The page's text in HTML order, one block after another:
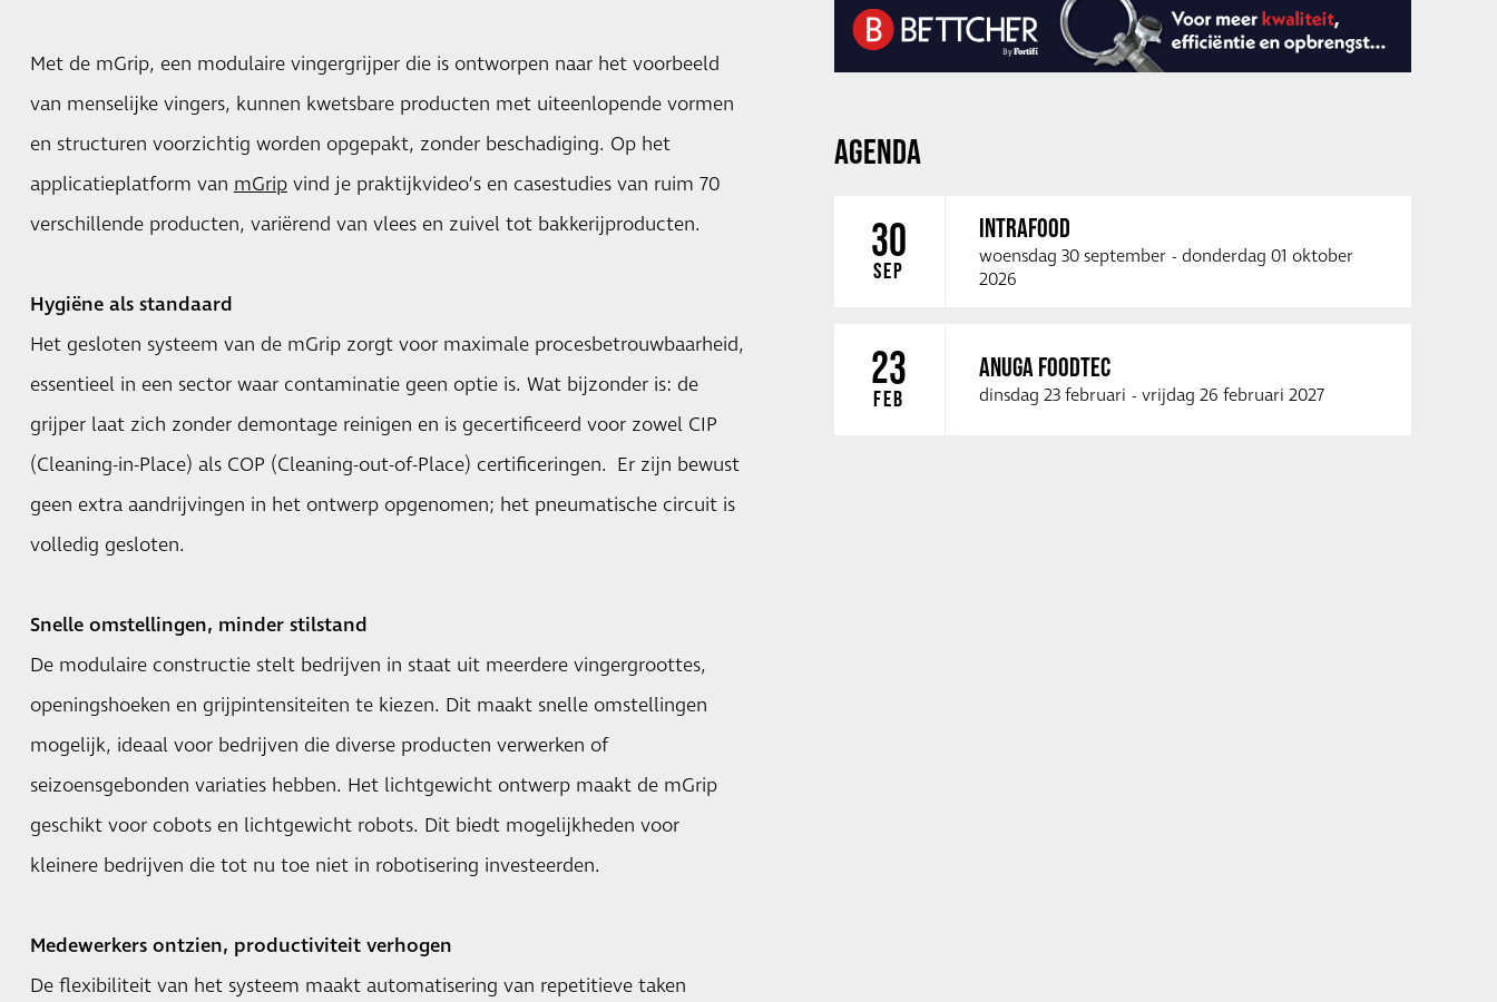
Met de mGrip, een modulaire vingergrijper die is ontworpen naar het voorbeeld
van menselijke vingers, kunnen kwetsbare producten met uiteenlopende vormen
en structuren voorzichtig worden opgepakt, zonder beschadiging. Op het
applicatieplatform vanmGripvind je praktijkvideo’s en casestudies van ruim 70
verschillende producten, variërend van vlees en zuivel tot bakkerijproducten.
Hygiëne als standaard
Het gesloten systeem van de mGrip zorgt voor maximale procesbetrouwbaarheid,
essentieel in een sector waar contaminatie geen optie is. Wat bijzonder is: de
grijper laat zich zonder demontage reinigen en is gecertificeerd voor zowel CIP
(Cleaning-in-Place) als COP (Cleaning-out-of-Place) certificeringen. Er zijn bewust
geen extra aandrijvingen in het ontwerp opgenomen; het pneumatische circuit is
volledig gesloten.
Snelle omstellingen, minder stilstand
De modulaire constructie stelt bedrijven in staat uit meerdere vingergroottes,
openingshoeken en grijpintensiteiten te kiezen. Dit maakt snelle omstellingen
mogelijk, ideaal voor bedrijven die diverse producten verwerken of
seizoensgebonden variaties hebben. Het lichtgewicht ontwerp maakt de mGrip
geschikt voor cobots en lichtgewicht robots. Dit biedt mogelijkheden voor
kleinere bedrijven die tot nu toe niet in robotisering investeerden.
Medewerkers ontzien, productiviteit verhogen
De flexibiliteit van het systeem maakt automatisering van repetitieve taken
AGENDA
30
SEP
INTRAFOOD
woensdag 30 september - donderdag 01 oktober
2026
23
FEB
ANUGA FOODTEC
dinsdag 23 februari - vrijdag 26 februari 2027